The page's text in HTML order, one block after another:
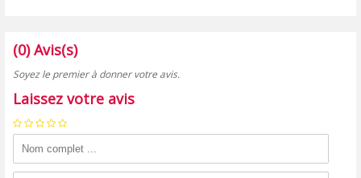
(0) Avis(s)
Soyez le premier à donner votre avis.
Laissez votre avis